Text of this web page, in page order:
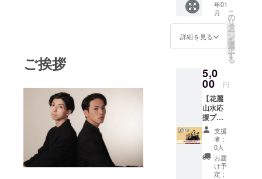
ご挨拶
ケット
です。
［開催
日時］
(土)20:0
0 花麗
山水公
YouTub
eにて配
信（予
定）
（アー
カイブ
視聴期
間 2月
11日
be.公式
HPに お
名前と
花麗山
水より
を掲載
いたし
ます。
※文字数
は10文
字以内
とさせ
ていた
だきま
す。 ※
絵文字
のご利
年01
月
詳細を見る
こ
の
リ
タ
ー
ン
を
選
択
す
る
5,0
00 円
【花麗
山水応
援プラ
ン -
竹-】 ●
リター
ン内容
・HPお
名前掲
支援
者：
0人
お届
け予
定：